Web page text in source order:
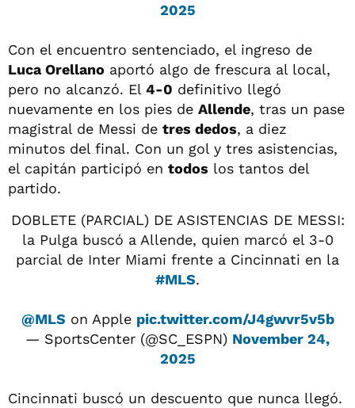
2025
Con el encuentro sentenciado, el ingreso de
Luca Orellano aportó algo de frescura al local,
pero no alcanzó. El 4-0 definitivo llegó
nuevamente en los pies de Allende, tras un pase
magistral de Messi de tres dedos, a diez
minutos del final. Con un gol y tres asistencias,
el capitán participó en todos los tantos del
partido.
DOBLETE (PARCIAL) DE ASISTENCIAS DE MESSI:
la Pulga buscó a Allende, quien marcó el 3-0
parcial de Inter Miami frente a Cincinnati en la
#MLS.
@MLS on Apple pic.twitter.com/J4gwvr5v5b
— SportsCenter (@SC_ESPN) November 24,
2025
Cincinnati buscó un descuento que nunca llegó.